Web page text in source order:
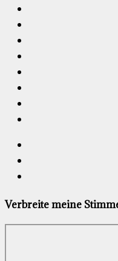
Verbreite meine